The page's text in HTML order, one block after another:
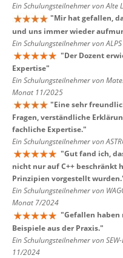
Ein Schulungsteilnehmer von
"Mir hat gefallen,
und uns immer wieder
Ein Schulungsteilnehmer von
"Der Dozent
Expertise"
Ein Schulungsteilnehmer von
Monat 11/2025
"Eine sehr
Fragen, verständliche
fachliche Expertise."
Ein Schulungsteilnehmer von
"Gut fand ich,
nicht nur auf C++ beschränkt
Prinzipien vorgestellt wurden.
Ein Schulungsteilnehmer von
Monat 7/2024
"Gefallen haben
Beispiele aus der Praxis."
Ein Schulungsteilnehmer von
11/2024